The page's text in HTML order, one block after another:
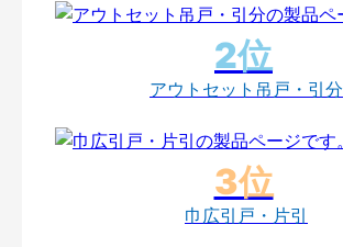
アウトセット吊戸・引分
巾広引戸・片引